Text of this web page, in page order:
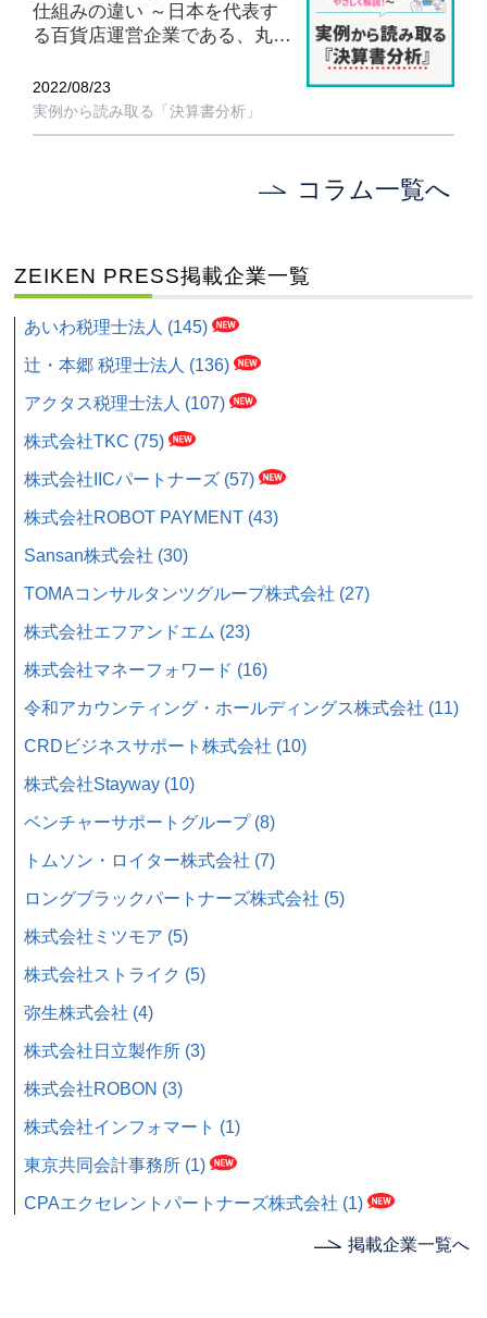
仕組みの違い ～日本を代表す
る百貨店運営企業である、丸井
較～
2022/08/23
実例から読み取る「決算書分析」
コラム一覧へ
ZEIKEN PRESS掲載企業一覧
あいわ税理士法人 (145)
辻・本郷 税理士法人 (136)
アクタス税理士法人 (107)
株式会社TKC (75)
株式会社IICパートナーズ (57)
株式会社ROBOT PAYMENT (43)
Sansan株式会社 (30)
TOMAコンサルタンツグループ株式会社 (27)
株式会社エフアンドエム (23)
株式会社マネーフォワード (16)
令和アカウンティング・ホールディングス株式会社 (11)
CRDビジネスサポート株式会社 (10)
株式会社Stayway (10)
ベンチャーサポートグループ (8)
トムソン・ロイター株式会社 (7)
ロングブラックパートナーズ株式会社 (5)
株式会社ミツモア (5)
株式会社ストライク (5)
弥生株式会社 (4)
株式会社日立製作所 (3)
株式会社ROBON (3)
株式会社インフォマート (1)
東京共同会計事務所 (1)
CPAエクセレントパートナーズ株式会社 (1)
掲載企業一覧へ